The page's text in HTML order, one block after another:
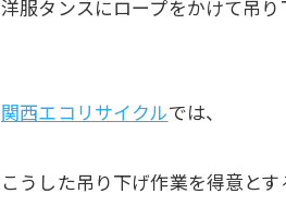
洋服タンスにロープをかけて吊り
関西エコリサイクルでは、
こうした吊り下げ作業を得意とす